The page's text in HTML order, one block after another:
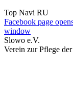
Top Navi RU
Facebook page
window
Slowo e.V.
Verein zur Pflege